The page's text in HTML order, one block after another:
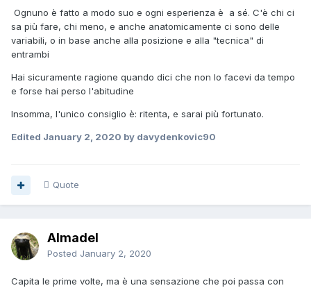
Ognuno è fatto a modo suo e ogni esperienza è a sé. C'è chi ci
sa più fare, chi meno, e anche anatomicamente ci sono delle
variabili, o in base anche alla posizione e alla "tecnica" di
entrambi
Hai sicuramente ragione quando dici che non lo facevi da tempo
e forse hai perso l'abitudine
Insomma, l'unico consiglio è: ritenta, e sarai più fortunato.
Edited January 2, 2020 by davydenkovic90
Quote
Almadel
Posted January 2, 2020
Capita le prime volte, ma è una sensazione che poi passa con